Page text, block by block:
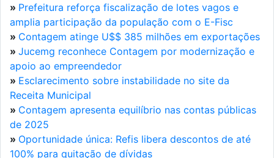
» Prefeitura reforça fiscalização de lotes vagos e
amplia participação da população com o E-Fisc
» Contagem atinge U$$ 385 milhões em exportações
» Jucemg reconhece Contagem por modernização e
apoio ao empreendedor
» Esclarecimento sobre instabilidade no site da
Receita Municipal
» Contagem apresenta equilíbrio nas contas públicas
de 2025
» Oportunidade única: Refis libera descontos de até
100% para quitação de dívidas